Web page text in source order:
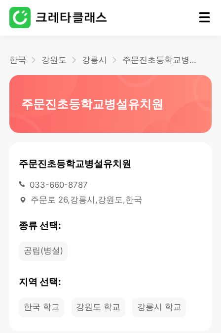
한국 강원도 강릉시 주문진초등학교병설유치원
주문진초등학교병설유치원
주문진초등학교병설유치원
033-660-8787
주문로 26,강릉시,강원도,한국
종류 선택:
공립(병설)
지역 선택:
한국 학교 강원도 학교 강릉시 학교